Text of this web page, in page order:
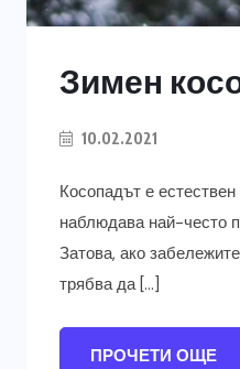
Зимен
10.02.2021
Косопадът е
наблюдава най-често
Затова, ако
трябва да […]
ПРОЧЕТИ ОЩЕ